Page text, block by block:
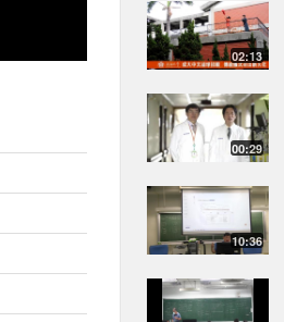
02:13
00:29
10:36